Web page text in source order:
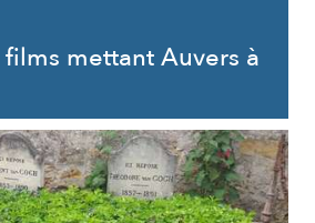
mettant Auvers à